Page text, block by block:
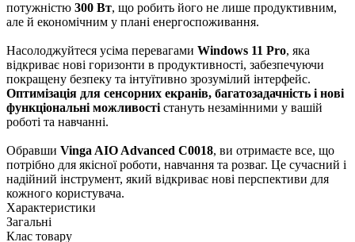
потужністю 300 Вт, що робить його не лише продуктивним,
але й економічним у плані енергоспоживання.
Насолоджуйтеся усіма перевагами Windows 11 Pro, яка
відкриває нові горизонти в продуктивності, забезпечуючи
покращену безпеку та інтуїтивно зрозумілий інтерфейс.
Оптимізація для сенсорних екранів, багатозадачність і нові
функціональні можливості стануть незамінними у вашій
роботі та навчанні.
Обравши Vinga AIO Advanced C0018, ви отримаєте все, що
потрібно для якісної роботи, навчання та розваг. Це сучасний і
надійний інструмент, який відкриває нові перспективи для
кожного користувача.
Характеристики
Загальні
Клас товару